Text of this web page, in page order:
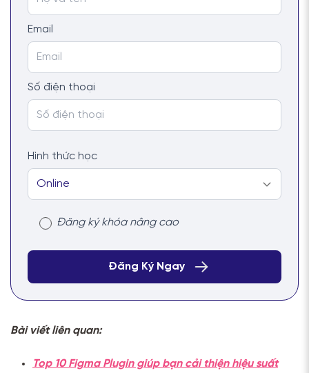
Email
Số điện thoại
Hình thức học
Đăng ký khóa nâng cao
Bài viết liên quan:
Top 10 Figma Plugin giúp bạn cải thiện hiệu suất